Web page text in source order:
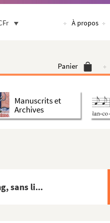
À propos
Panier
Manuscrits et
Archives
sans li...